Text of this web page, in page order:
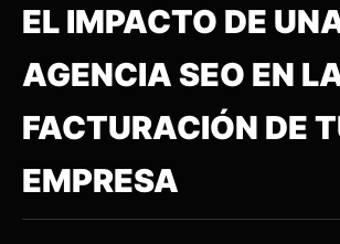
EL IMPACTO DE
AGENCIA SEO EN
FACTURACIÓN DE
EMPRESA